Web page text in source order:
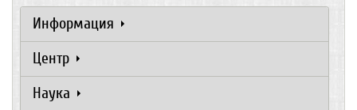
Информация
Центр
Наука